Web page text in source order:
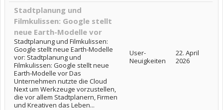
Stadtplanung und
Filmkulissen: Google stellt
neue Earth-Modelle vor
Stadtplanung und Filmkulissen:
Google stellt neue Earth-Modelle
vor: Stadtplanung und
Filmkulissen: Google stellt neue
Earth-Modelle vor Das
Unternehmen nutzte die Cloud
Next um Werkzeuge vorzustellen,
die vor allem Stadtplanern, Firmen
und Kreativen das Leben...
User-
Neuigkeiten
22. April
2026